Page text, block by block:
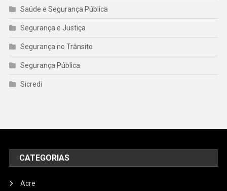
Saúde e Segurança Pública
Segurança e Justiça
Segurança no Trânsito
Segurança Pública
Sicredi
CATEGORIAS
Acre